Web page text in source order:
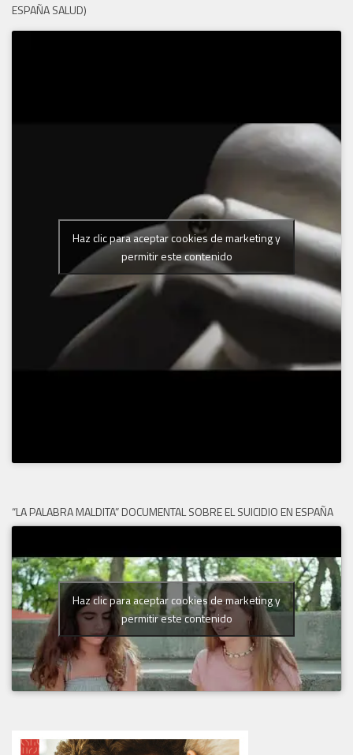
ESPAÑA SALUD)
Haz clic para aceptar cookies de marketing y
permitir este contenido
“LA PALABRA MALDITA” DOCUMENTAL SOBRE EL SUICIDIO EN ESPAÑA
Haz clic para aceptar cookies de marketing y
permitir este contenido